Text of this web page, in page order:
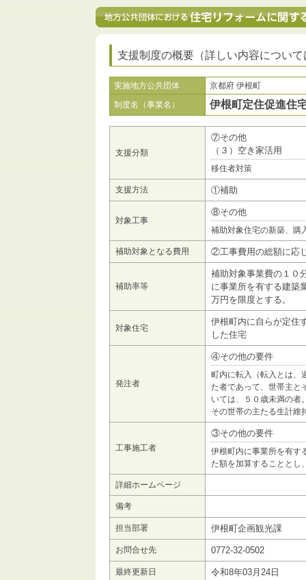
支援制度の概要（詳しい内容につい
実施地方公共団体
京都府 伊根町
制度名（事業名）
伊根町定住促進住
支援分類
⑦その他
（３）空き家活用
移住者対策
支援方法 ①補助
対象工事
⑧その他
補助対象住宅の新築、購
補助対象となる費用 ②工事費用の総額に応
補助率等
補助対象事業費の１０
に事業所を有する建築
万円を限度とする。
対象住宅
伊根町内に自らが定住
した住宅
発注者
④その他の要件
町内に転入（転入とは、
た者であって、世帯主と
いては、５０歳未満の者
その世帯の主たる生計維
工事施工者
③その他の要件
伊根町内に事業所を有す
た額を加算することとし
詳細ホームページ
備考
担当部署 伊根町企画観光課
お問合せ先 0772-32-0502
最終更新日 令和8年03月24日